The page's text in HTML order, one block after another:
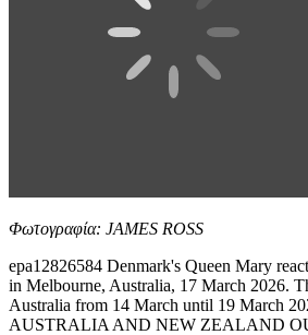
Φωτογραφία: JAMES ROSS
epa12826584 Denmark's Queen Mary
in Melbourne, Australia, 17 March 2026.
Australia from 14 March until 19 March
AUSTRALIA AND NEW ZEALAND